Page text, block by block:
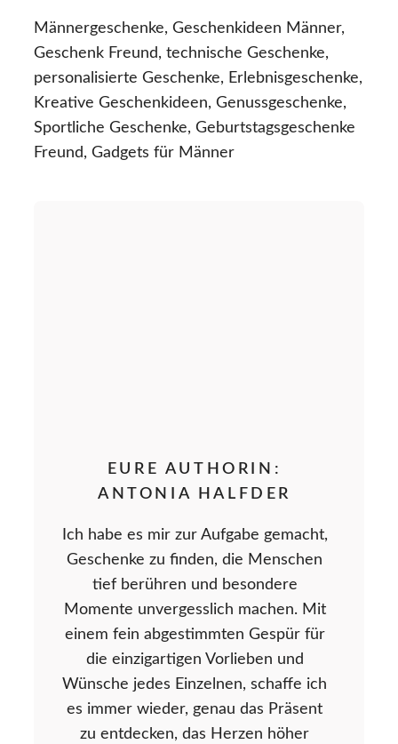
Männergeschenke, Geschenkideen Männer,
Geschenk Freund, technische Geschenke,
personalisierte Geschenke, Erlebnisgeschenke,
Kreative Geschenkideen, Genussgeschenke,
Sportliche Geschenke, Geburtstagsgeschenke
Freund, Gadgets für Männer
EURE AUTHORIN:
ANTONIA HALFDER
Ich habe es mir zur Aufgabe gemacht,
Geschenke zu finden, die Menschen
tief berühren und besondere
Momente unvergesslich machen. Mit
einem fein abgestimmten Gespür für
die einzigartigen Vorlieben und
Wünsche jedes Einzelnen, schaffe ich
es immer wieder, genau das Präsent
zu entdecken, das Herzen höher